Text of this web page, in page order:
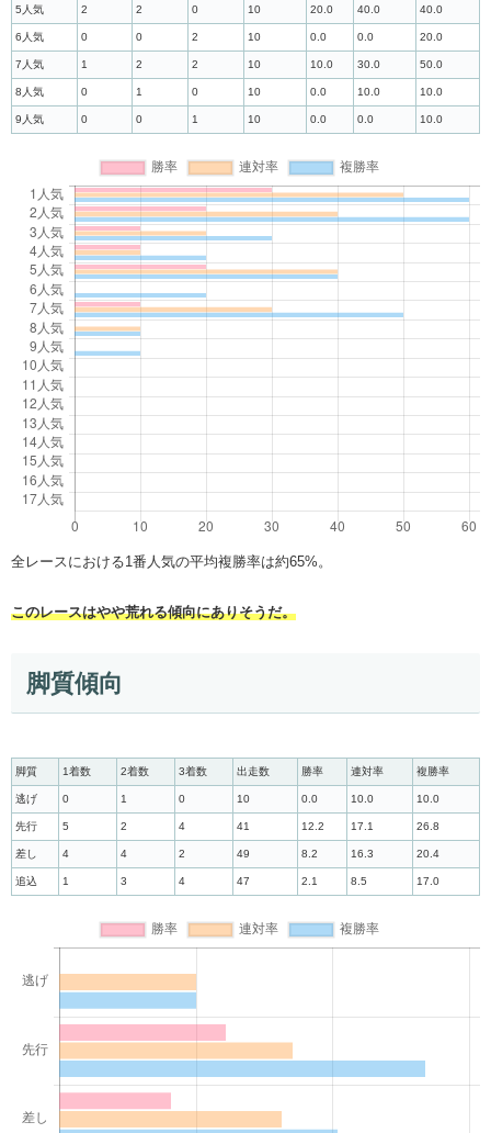
5人気 2 2 0 10 20.0 40.0 40.0
6人気 0 0 2 10 0.0 0.0 20.0
7人気 1 2 2 10 10.0 30.0 50.0
8人気 0 1 0 10 0.0 10.0 10.0
9人気 0 0 1 10 0.0 0.0 10.0
全レースにおける1番人気の平均複勝率は約65%。
このレースはやや荒れる傾向にありそうだ。
脚質傾向
脚質 1着数 2着数 3着数 出走数 勝率 連対率 複勝率
逃げ 0 1 0 10 0.0 10.0 10.0
先行 5 2 4 41 12.2 17.1 26.8
差し 4 4 2 49 8.2 16.3 20.4
追込 1 3 4 47 2.1 8.5 17.0